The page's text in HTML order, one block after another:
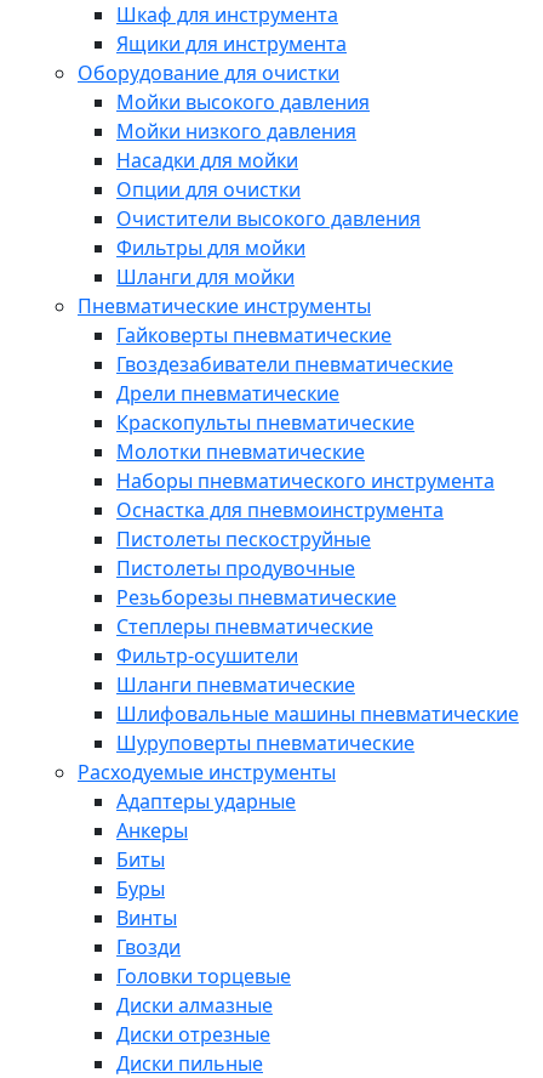
Шкаф для инструмента
Ящики для инструмента
Оборудование для очистки
Мойки высокого давления
Мойки низкого давления
Насадки для мойки
Опции для очистки
Очистители высокого давления
Фильтры для мойки
Шланги для мойки
Пневматические инструменты
Гайковерты пневматические
Гвоздезабиватели пневматические
Дрели пневматические
Краскопульты пневматические
Молотки пневматические
Наборы пневматического инструмента
Оснастка для пневмоинструмента
Пистолеты пескоструйные
Пистолеты продувочные
Резьборезы пневматические
Степлеры пневматические
Фильтр-осушители
Шланги пневматические
Шлифовальные машины пневматические
Шуруповерты пневматические
Расходуемые инструменты
Адаптеры ударные
Анкеры
Биты
Буры
Винты
Гвозди
Головки торцевые
Диски алмазные
Диски отрезные
Диски пильные